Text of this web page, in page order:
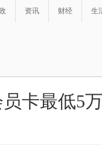
资讯 财经 生
卡最低5